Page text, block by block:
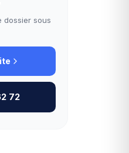
dossier sous
72